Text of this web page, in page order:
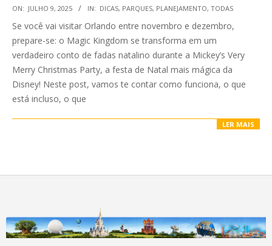
2025-
07-
09
ON: JULHO 9, 2025 IN: DICAS, PARQUES, PLANEJAMENTO, TODAS
Se você vai visitar Orlando entre novembro e dezembro,
prepare-se: o Magic Kingdom se transforma em um
verdadeiro conto de fadas natalino durante a Mickey’s Very
Merry Christmas Party, a festa de Natal mais mágica da
Disney! Neste post, vamos te contar como funciona, o que
está incluso, o que
LER MAIS